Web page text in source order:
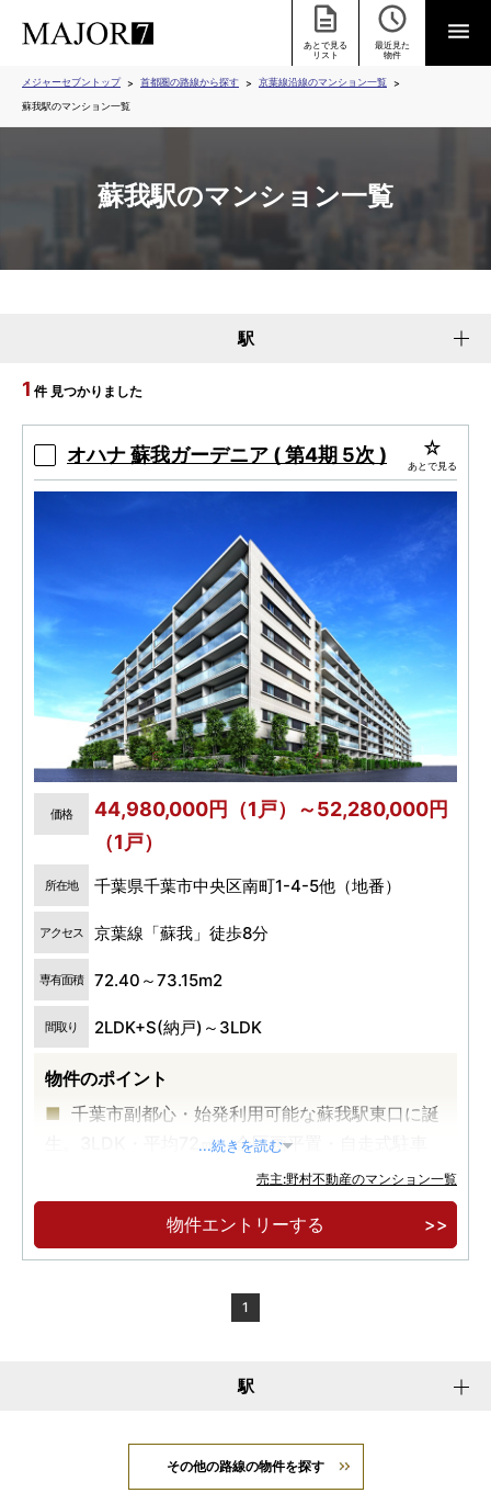
あとで見る
リスト
最近見た
物件
メジャーセブントップ 首都圏の路線から探す
京葉線沿線のマンション一覧
蘇我駅のマンション一覧
蘇我駅のマンション一覧
駅
1 件 見つかりました
オハナ 蘇我ガーデニア ( 第4期 5次 ) あとで見る
価格
44,980,000円（1戸）～52,280,000円
（1戸）
所在地 千葉県千葉市中央区南町1-4-5他（地番）
アクセス 京葉線「蘇我」徒歩8分
専有面積 72.40～73.15m2
間取り 2LDK+S(納戸)～3LDK
物件のポイント
千葉市副都心・始発利用可能な蘇我駅東口に誕
生。3LDK・平均72㎡。全区画平置・自走式駐車
...続きを読む
売主:野村不動産のマンション一覧
物件エントリーする
1
駅
その他の路線の物件を探す